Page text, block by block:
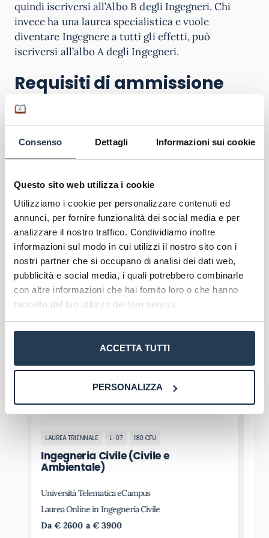
Consenso Dettagli Informazioni sui cookie
Questo sito web utilizza i cookie
Utilizziamo i cookie per personalizzare contenuti ed
annunci, per fornire funzionalità dei social media e per
analizzare il nostro traffico. Condividiamo inoltre
informazioni sul modo in cui utilizzi il nostro sito con i
nostri partner che si occupano di analisi dei dati web,
pubblicità e social media, i quali potrebbero combinarle
con altre informazioni che hai fornito loro o che hanno
raccolto dal tuo utilizzo dei loro servizi.
ACCETTA TUTTI
PERSONALIZZA
quindi iscriversi all’Albo B degli Ingegneri. Chi
invece ha una laurea specialistica e vuole
diventare Ingegnere a tutti gli effetti, può
iscriversi all’albo A degli Ingegneri.
Requisiti di ammissione
Per poter accedere al corso di studio in Ingegneria,
Infrastrutture e Trasporti dell’Universitas
Mercatorum sarà necessario avereun diploma di
scuola secondaria di secondo grado
riconosciuto idoneo, e un’adeguata preparazione
iniziale.
Ci sarà infatti una verifica di preparazione iniziale
che se non viene superata avrà come conseguenza
degli Obblighi Formativi Aggiuntivi (OFA)che
ogni studente deve recuperare con attività
formative consistenti nell’obbligo a seguire i
precorsi (Corsi Zero) con relativi test finali.
Corsi in evidenza
LAUREA TRIENNALE L-07 180 CFU
Ingegneria Civile (Civile e
Ambientale)
Università Telematica eCampus
Laurea Online in Ingegneria Civile
Da € 2600 a € 3900
Da